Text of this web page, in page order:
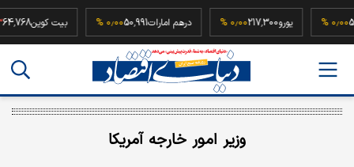
یورو217,300 درهم امارات50,991 بیت
وزیر امور خارجه آمریکا